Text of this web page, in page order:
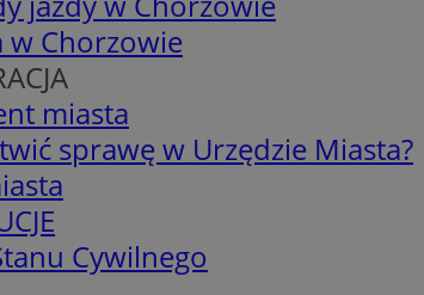
w Chorzowie
miasta
sprawę w Urzędzie Miasta?
Cywilnego